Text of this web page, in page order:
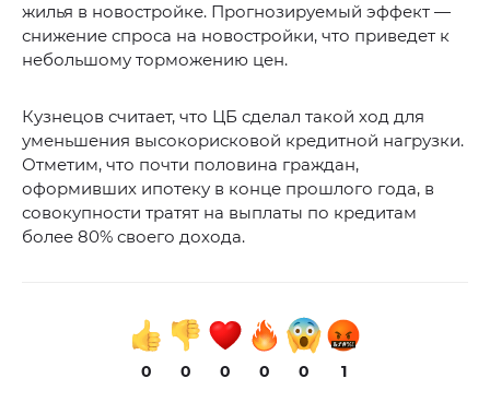
жилья в новостройке. Прогнозируемый эффект —
снижение спроса на новостройки, что приведет к
небольшому торможению цен.
Кузнецов считает, что ЦБ сделал такой ход для
уменьшения высокорисковой кредитной нагрузки.
Отметим, что почти половина граждан,
оформивших ипотеку в конце прошлого года, в
совокупности тратят на выплаты по кредитам
более 80% своего дохода.
0 0 0 0 0 1